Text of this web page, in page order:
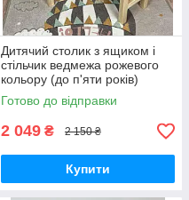
Дитячий столик з ящиком і
стільчик ведмежа рожевого
кольору (до п'яти років)
Готово до відправки
2 049 ₴ 2 150 ₴
Купити